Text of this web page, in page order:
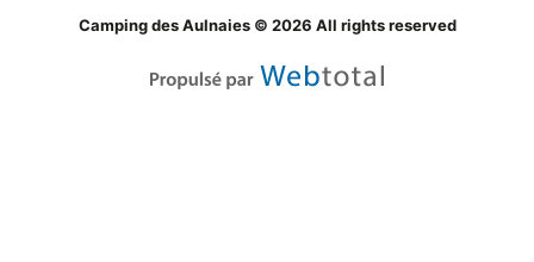
Camping des Aulnaies © 2026 All rights reserved